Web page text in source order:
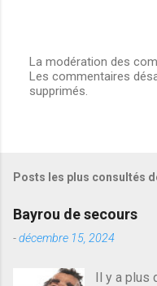
E
n
t
e
r
u
La modération des
Les commentaires
supprimés.
Posts les plus consultés
Bayrou de secours
-décembre 15, 2024
Il y a plus